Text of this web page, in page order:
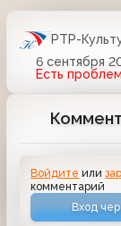
РТР-
6 сентября
Есть
Войдите или
комментарий
Вход